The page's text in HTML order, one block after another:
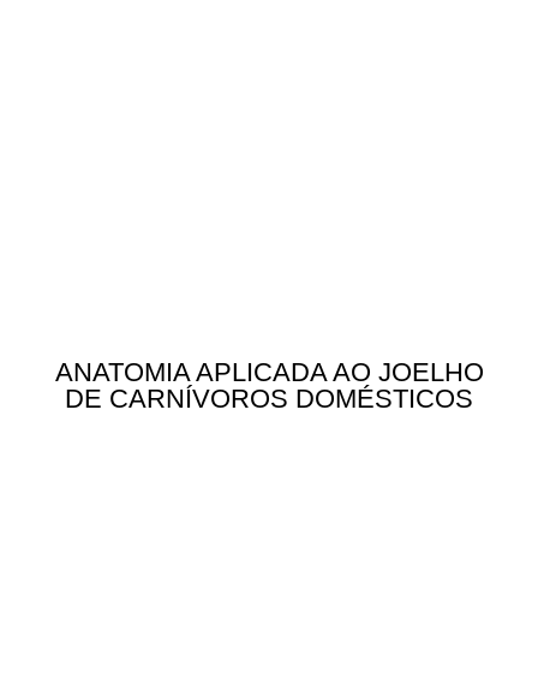
ANATOMIA APLICADA AO JOELHO
DE CARNÍVOROS DOMÉSTICOS